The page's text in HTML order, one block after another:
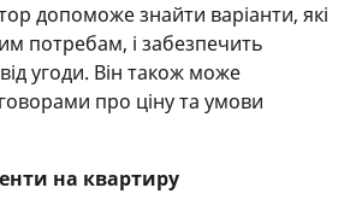
допоможе знайти варіанти, які
потребам, і забезпечить
угоди. Він також може
про ціну та умови
на квартиру